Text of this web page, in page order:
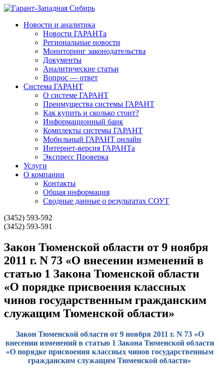
Новости и аналитика
Новости ГАРАНТа
Региональные новости
Мониторинг законодательства
Документы
Аналитические статьи
Вопрос — ответ
Система ГАРАНТ
О системе ГАРАНТ
Преимущества системы ГАРАНТ
Как купить и сколько стоит?
Информационный банк
Комплекты системы ГАРАНТ
Мобильный ГАРАНТ онлайн
Интернет-версия ГАРАНТа
Экспресс Проверка
Услуги
О компании
Контакты
Общая информация
Сводные данные о результатах СОУТ
(3452) 593-592
(3452) 593-591
Закон Тюменской области от 9 ноября
2011 г. N 73 «О внесении изменений в
статью 1 Закона Тюменской области
«О порядке присвоения классных
чинов государственным гражданским
служащим Тюменской области»
Закон Тюменской области от 9 ноября 2011 г. N 73 «О
внесении изменений в статью 1 Закона Тюменской области
«О порядке присвоения классных чинов государственным
гражданским служащим Тюменской области»